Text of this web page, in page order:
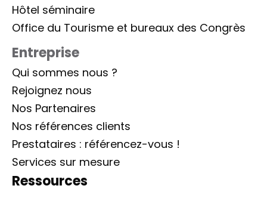
Hôtel séminaire
Office du Tourisme et bureaux des Congrès
Entreprise
Qui sommes nous ?
Rejoignez nous
Nos Partenaires
Nos références clients
Prestataires : référencez-vous !
Services sur mesure
Ressources